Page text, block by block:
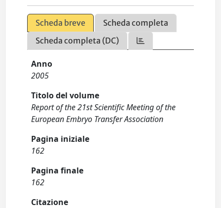
Scheda breve
Scheda completa
Scheda completa (DC)
Anno
2005
Titolo del volume
Report of the 21st Scientific Meeting of the
European Embryo Transfer Association
Pagina iniziale
162
Pagina finale
162
Citazione